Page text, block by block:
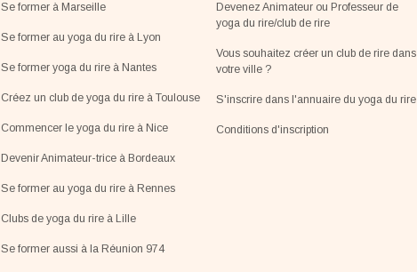
Se former à Marseille
Se former au yoga du rire à Lyon
Se former yoga du rire à Nantes
Créez un club de yoga du rire à Toulouse
Commencer le yoga du rire à Nice
Devenir Animateur-trice à Bordeaux
Se former au yoga du rire à Rennes
Clubs de yoga du rire à Lille
Se former aussi à la Réunion 974
Devenez Animateur ou Professeur de
yoga du rire/club de rire
Vous souhaitez créer un club de rire dans
votre ville ?
S'inscrire dans l'annuaire du yoga du rire
Conditions d'inscription